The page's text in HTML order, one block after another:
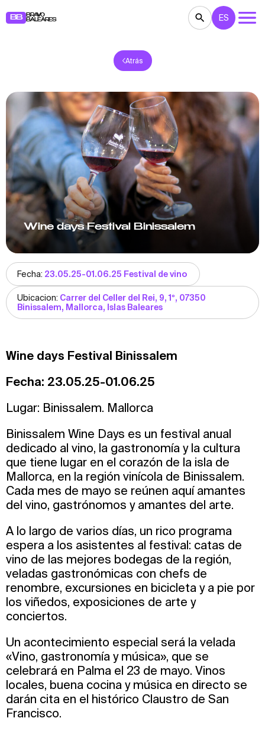
BB
BRAVO
BALEARES
TEATRO
RESTAURANTES MERCADILLOS FIESTAS
PARA NIÑOS BB NOTE
ES
Atrás
Wine days Festival Binissalem
Fecha: 23.05.25-01.06.25 Festival de vino
Ubicacion: Carrer del Celler del Rei, 9, 1º, 07350
Binissalem, Mallorca, Islas Baleares
Wine days Festival Binissalem
Fecha: 23.05.25-01.06.25
Lugar: Binissalem. Mallorca
Binissalem Wine Days es un festival anual
dedicado al vino, la gastronomía y la cultura
que tiene lugar en el corazón de la isla de
Mallorca, en la región vinícola de Binissalem.
Cada mes de mayo se reúnen aquí amantes
del vino, gastrónomos y amantes del arte.
A lo largo de varios días, un rico programa
espera a los asistentes al festival: catas de
vino de las mejores bodegas de la región,
veladas gastronómicas con chefs de
renombre, excursiones en bicicleta y a pie por
los viñedos, exposiciones de arte y
conciertos.
Un acontecimiento especial será la velada
«Vino, gastronomía y música», que se
celebrará en Palma el 23 de mayo. Vinos
locales, buena cocina y música en directo se
darán cita en el histórico Claustro de San
Francisco.